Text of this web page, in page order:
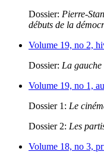
Dossier: Pierre-
débuts de la
Volume 19, no 2,
Dossier: La
Volume 19, no 1,
Dossier 1: Le
Dossier 2: Les
Volume 18, no 3,